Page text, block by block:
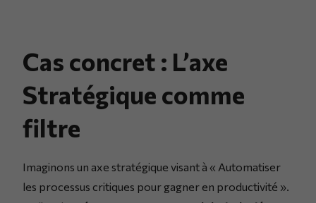
Cas concret : L’axe
Stratégique comme
filtre
Imaginons un axe stratégique visant à « Automatiser
les processus critiques pour gagner en productivité ».